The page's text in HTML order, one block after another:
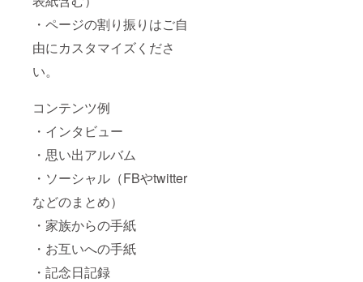
・ページの割り振りはご自
由にカスタマイズくださ
い。
コンテンツ例
・インタビュー
・思い出アルバム
・ソーシャル（FBやtwitter
などのまとめ）
・家族からの手紙
・お互いへの手紙
・記念日記録